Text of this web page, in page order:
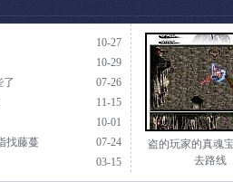
10-27
10-29
07-26
了
11-15
10-01
07-24
找藤蔓
03-15
盗的玩家的真魂
去路线